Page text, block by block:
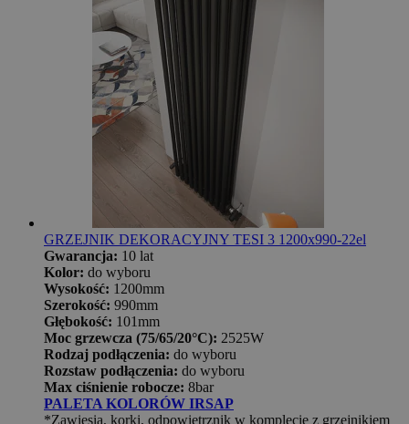
GRZEJNIK DEKORACYJNY TESI 3 1200x990-22el
Gwarancja: 10 lat
Kolor: do wyboru
Wysokość: 1200mm
Szerokość: 990mm
Głębokość: 101mm
Moc grzewcza (75/65/20°C): 2525W
Rodzaj podłączenia: do wyboru
Rozstaw podłączenia: do wyboru
Max ciśnienie robocze: 8bar
PALETA KOLORÓW IRSAP
*Zawiesia, korki, odpowietrznik w komplecie z grzejnikiem